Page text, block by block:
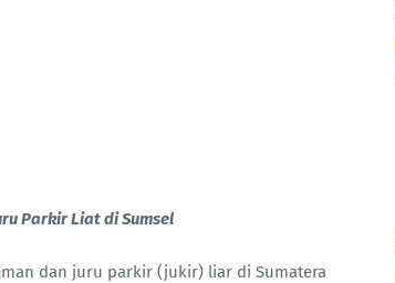
Parkir Liat di Sumsel
dan juru parkir (jukir) liar di Sumatera